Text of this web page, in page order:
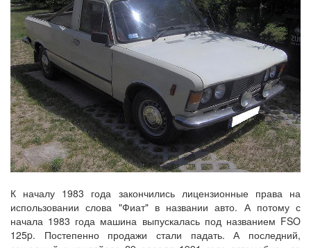
К началу 1983 года закончились лицензионные права на
использовании слова "Фиат" в названии авто. А потому с
начала 1983 года машина выпускалась под названием FSO
125p. Постепенно продажи стали падать. А последний,